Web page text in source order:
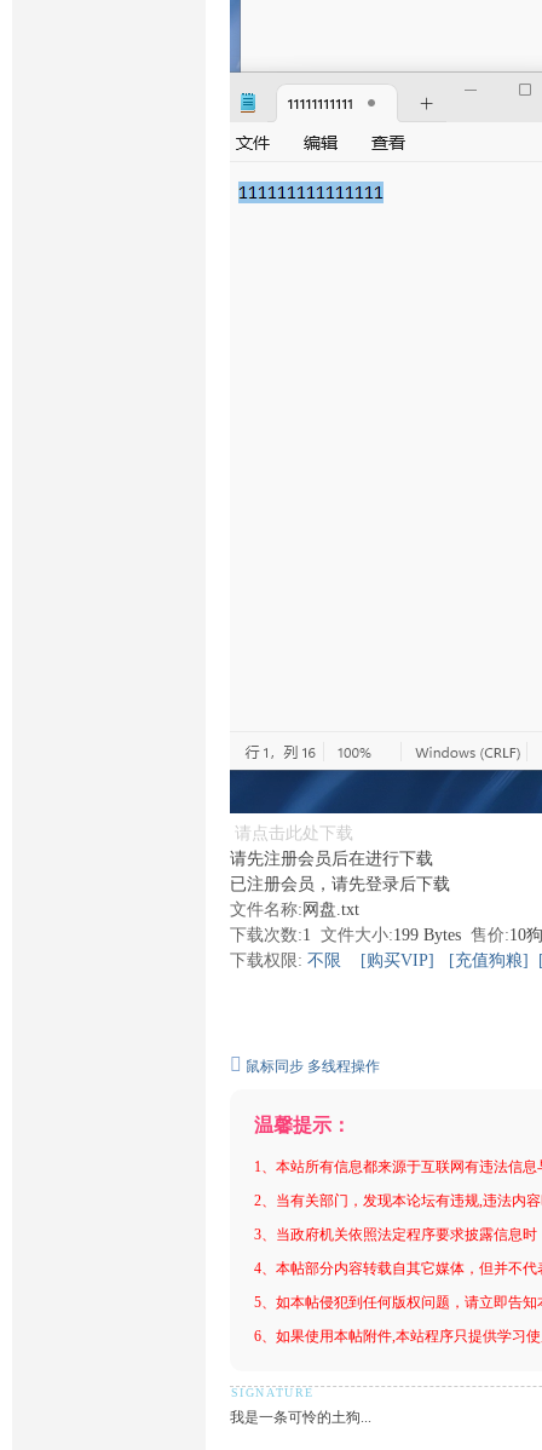
请点击此处下载
请先注册会员后在进行下载
已注册会员，请先登录后下载
文件名称: 网盘.txt
下载次数:1 文件大小:199 Bytes 售价:10
下载权限: 不限 [购买VIP] [充值狗粮]
鼠标同步 多线程操作
温馨提示：
1、本站所有信息都来源于互联网有违法信
2、当有关部门，发现本论坛有违规,违法内
3、当政府机关依照法定程序要求披露信息
4、本帖部分内容转载自其它媒体，但并不
5、如本帖侵犯到任何版权问题，请立即告
6、如果使用本帖附件,本站程序只提供学习
我是一条可怜的土狗...